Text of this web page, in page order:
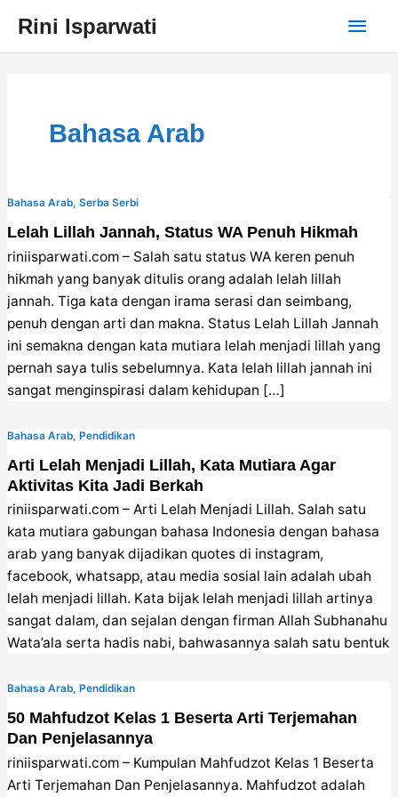
content
Rini Isparwati
Main
Bahasa Arab
Bahasa Arab,Serba Serbi
Lelah Lillah Jannah, Status WA Penuh Hikmah
riniisparwati.com – Salah satu status WA keren penuh
hikmah yang banyak ditulis orang adalah lelah lillah
jannah. Tiga kata dengan irama serasi dan seimbang,
penuh dengan arti dan makna. Status Lelah Lillah Jannah
ini semakna dengan kata mutiara lelah menjadi lillah yang
pernah saya tulis sebelumnya. Kata lelah lillah jannah ini
sangat menginspirasi dalam kehidupan […]
Bahasa Arab,Pendidikan
Arti Lelah Menjadi Lillah, Kata Mutiara Agar
Aktivitas Kita Jadi Berkah
riniisparwati.com – Arti Lelah Menjadi Lillah. Salah satu
kata mutiara gabungan bahasa Indonesia dengan bahasa
arab yang banyak dijadikan quotes di instagram,
facebook, whatsapp, atau media sosial lain adalah ubah
lelah menjadi lillah. Kata bijak lelah menjadi lillah artinya
sangat dalam, dan sejalan dengan firman Allah Subhanahu
Wata’ala serta hadis nabi, bahwasannya salah satu bentuk
Bahasa Arab, Pendidikan
50 Mahfudzot Kelas 1 Beserta Arti Terjemahan
Dan Penjelasannya
riniisparwati.com – Kumpulan Mahfudzot Kelas 1 Beserta
Arti Terjemahan Dan Penjelasannya. Mahfudzot adalah